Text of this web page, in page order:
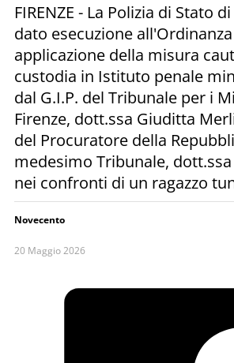
FIRENZE - La Polizia di Stato
dato esecuzione
applicazione della misura
custodia in Istituto penale
dal G.I.P. del Tribunale per i
Firenze, dott.ssa Giuditta
del Procuratore della
medesimo Tribunale,
nei confronti di un ragazzo
Novecento
20 Maggio 2026